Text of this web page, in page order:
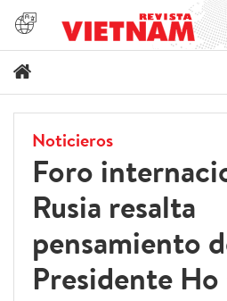
Noticieros
Foro
Rusia resalta
pensamiento
Presidente